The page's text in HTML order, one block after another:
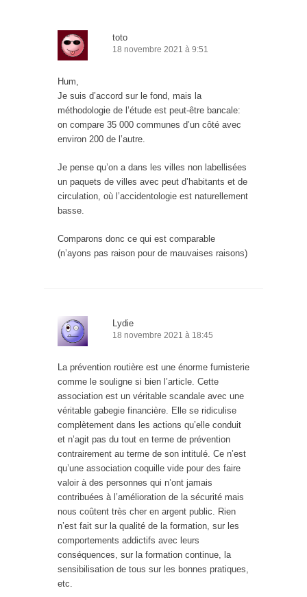
toto
18 novembre 2021 à 9:51
Hum,
Je suis d’accord sur le fond, mais la
méthodologie de l’étude est peut-être bancale:
on compare 35 000 communes d’un côté avec
environ 200 de l’autre.
Je pense qu’on a dans les villes non labellisées
un paquets de villes avec peut d’habitants et de
circulation, où l’accidentologie est naturellement
basse.
Comparons donc ce qui est comparable
(n’ayons pas raison pour de mauvaises raisons)
Lydie
18 novembre 2021 à 18:45
La prévention routière est une énorme fumisterie
comme le souligne si bien l’article. Cette
association est un véritable scandale avec une
véritable gabegie financière. Elle se ridiculise
complètement dans les actions qu’elle conduit
et n’agit pas du tout en terme de prévention
contrairement au terme de son intitulé. Ce n’est
qu’une association coquille vide pour des faire
valoir à des personnes qui n’ont jamais
contribuées à l’amélioration de la sécurité mais
nous coûtent très cher en argent public. Rien
n’est fait sur la qualité de la formation, sur les
comportements addictifs avec leurs
conséquences, sur la formation continue, la
sensibilisation de tous sur les bonnes pratiques,
etc.